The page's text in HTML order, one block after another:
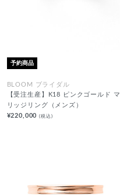
予約商品
BLOOM ブライダル
【受注生産】K18 ピンクゴールド マ
リッジリング（メンズ）
¥220,000(税込)